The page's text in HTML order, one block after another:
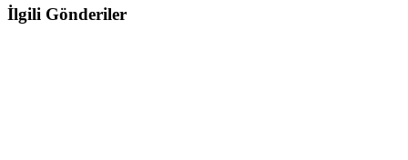
İlgili Gönderiler